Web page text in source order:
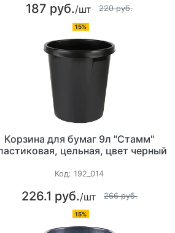
187 руб./шт 220 руб.
15%
Корзина для бумаг 9л "Стамм"
цельная, цвет черный
Код:192_014
226.1 руб./шт 266 руб.
15%